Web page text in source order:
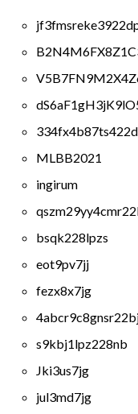
MLBB2021
ingirum
bsqk228lpzs
eot9pv7jj
fezx8x7jg
s9kbj1lpz228nb
Jki3us7jg
jul3md7jg